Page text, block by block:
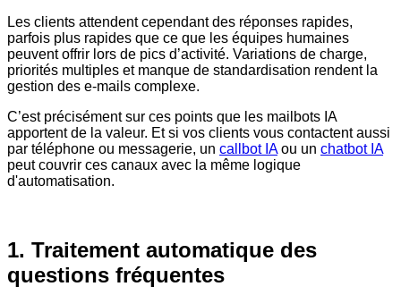
Les clients attendent cependant des réponses rapides,
parfois plus rapides que ce que les équipes humaines
peuvent offrir lors de pics d’activité. Variations de charge,
priorités multiples et manque de standardisation rendent la
gestion des e-mails complexe.
C’est précisément sur ces points que les mailbots IA
apportent de la valeur. Et si vos clients vous contactent aussi
par téléphone ou messagerie, un callbot IAou un chatbot IA
peut couvrir ces canaux avec la même logique
d'automatisation.
1. Traitement automatique des
questions fréquentes